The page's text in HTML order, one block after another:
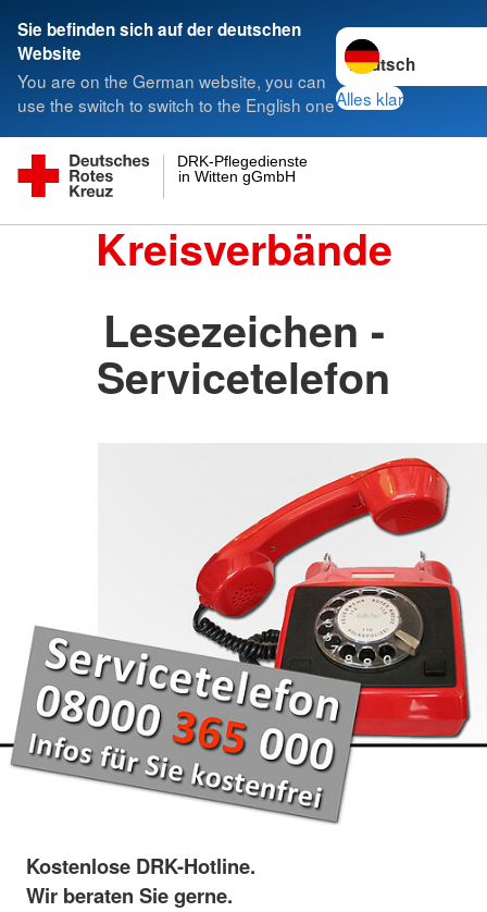
Sie befinden sich auf der deutschen
Website
You are on the German website, you can
use the switch to switch to the English one
Sprache wechseln
Alles klar
in Witten gGmbH
DRK-Pflegedienste
Kreisverbände
Lesezeichen -
Servicetelefon
Kostenlose DRK-Hotline.
Wir beraten Sie gerne.